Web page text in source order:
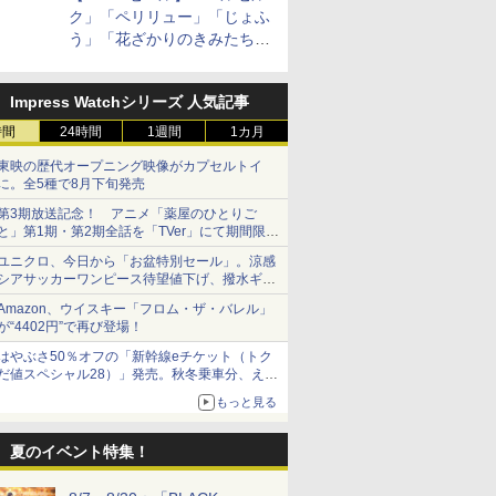
ク」「ペリリュー」「じょふ
う」「花ざかりのきみたち
「白泉社 夏の大割引セー
ル」が開催中！
Impress Watchシリーズ 人気記事
24時間 1週間 1カ月
映の歴代オープニング映像がカプセルトイ
。全5種で8月下旬発売
3期放送記念！ アニメ「薬屋のひとりご
」第1期・第2期全話を「TVer」にて期間限定
順次無料配信開始
ニクロ、今日から「お盆特別セール」。涼感
アサッカーワンピース待望値下げ、撥水ギア
ョーツは1990円に
、ウイスキー「フロム・ザ・バレル」
“4402円”で再び登場！
やぶさ50％オフの「新幹線eチケット（トク
値スペシャル28）」発売。秋冬乗車分、えき
もっと見る
夏のイベント特集！